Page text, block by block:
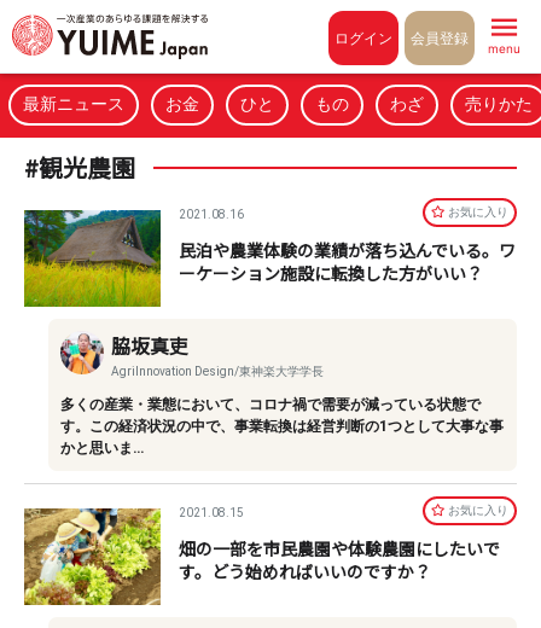
ログイン 会員登録
menu
最新ニュース お金 ひと もの わざ 売りかた
#観光農園
2021.08.16 お気に⼊り
民泊や農業体験の業績が落ち込んでいる。ワ
ーケーション施設に転換した方がいい？
脇坂真吏
AgriInnovation Design/東神楽大学学長
多くの産業・業態において、コロナ禍で需要が減っている状態で
す。この経済状況の中で、事業転換は経営判断の1つとして大事な事
かと思いま…
2021.08.15 お気に⼊り
畑の一部を市民農園や体験農園にしたいで
す。どう始めればいいのですか？